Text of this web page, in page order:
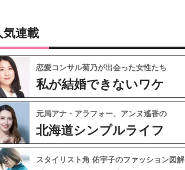
気連載
恋愛コンサル菊乃が出会った女性たち
私が結婚できないワケ
元局アナ・アラフォー、アンヌ遙香の
北海道シンプルライフ
スタイリスト角 佑宇子のファッション図解